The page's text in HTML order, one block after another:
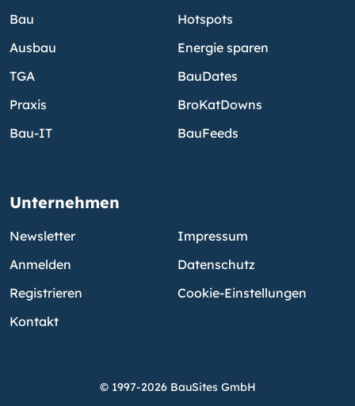
Bau
Ausbau
TGA
Praxis
Bau-IT
Hotspots
Energie sparen
BauDates
BroKatDowns
BauFeeds
Unternehmen
Newsletter
Anmelden
Registrieren
Kontakt
Impressum
Datenschutz
Cookie-Einstellungen
© 1997-2026 BauSites GmbH